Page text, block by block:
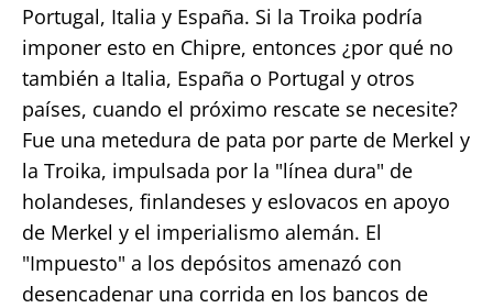
Portugal, Italia y España. Si la Troika podría
imponer esto en Chipre, entonces ¿por qué no
también a Italia, España o Portugal y otros
países, cuando el próximo rescate se necesite?
Fue una metedura de pata por parte de Merkel y
la Troika, impulsada por la "línea dura" de
holandeses, finlandeses y eslovacos en apoyo
de Merkel y el imperialismo alemán. El
"Impuesto" a los depósitos amenazó con
desencadenar una corrida en los bancos de